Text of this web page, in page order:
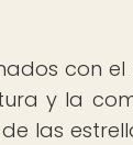
con el
y la
las